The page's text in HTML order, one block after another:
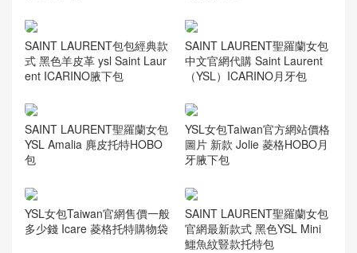
SAINT LAURENT包包經典款
式 黑色羊皮革 ysl Saint Laur
ent ICARINO腋下包
SAINT LAURENT聖羅蘭女包
中文官網代購 Saint Laurent
（YSL）ICARINO月牙包
SAINT LAURENT聖羅蘭女包
YSL Amalia 麂皮托特HOBO
包
YSL女包Taiwan官方網站價格
圖片 新款 Jolie 菱格HOBO月
牙腋下包
YSL女包Taiwan官網售價一般
多少錢 Icare 菱格托特購物袋
SAINT LAURENT聖羅蘭女包
官網最新款式 黑色YSL Mini
鱷魚紋豎款托特包